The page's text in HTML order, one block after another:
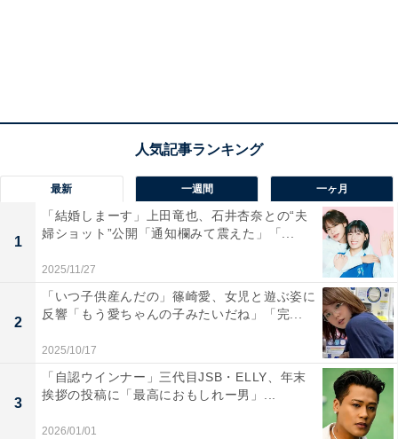
最新 一週間 一ヶ月
1
「結婚しまーす」上田竜也、石井杏奈との“夫
婦ショット”公開「通知欄みて震えた」「...
2025/11/27
2
「いつ子供産んだの」篠崎愛、女児と遊ぶ姿に
反響「もう愛ちゃんの子みたいだね」「完...
2025/10/17
3
「自認ウインナー」三代目JSB・ELLY、年末
挨拶の投稿に「最高におもしれー男」...
2026/01/01